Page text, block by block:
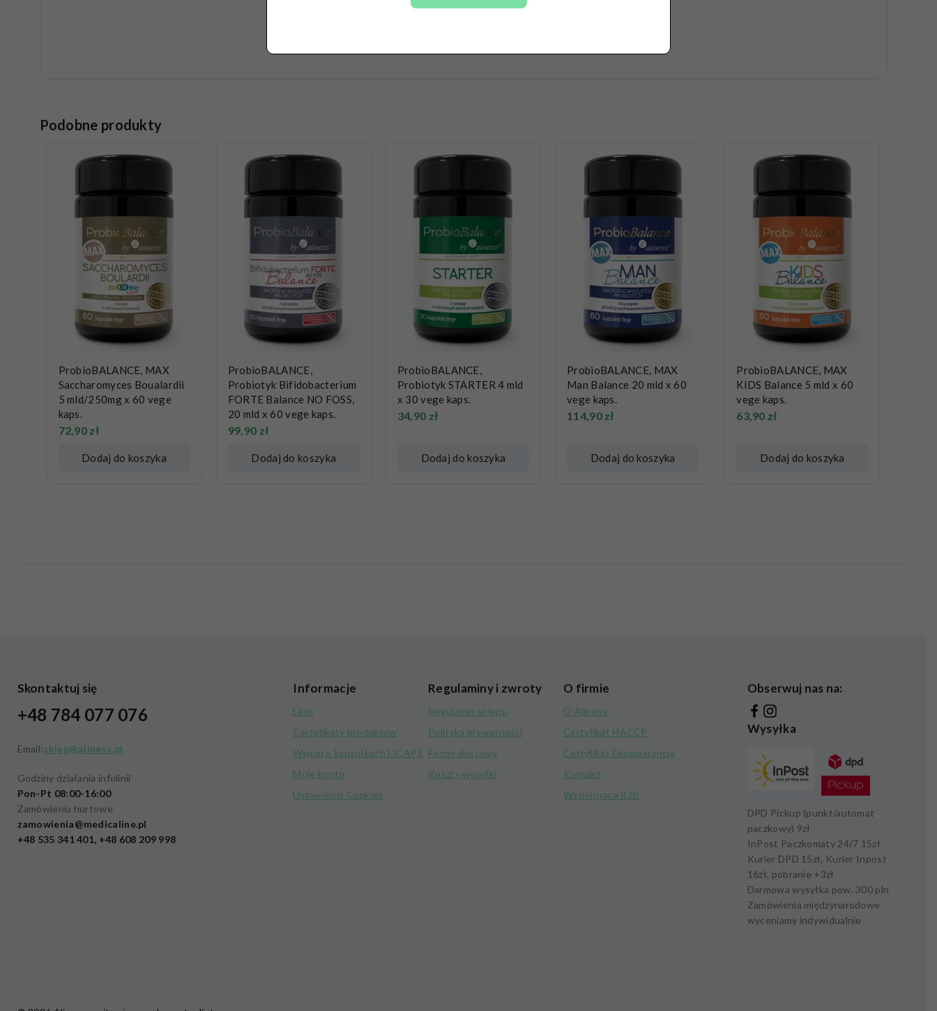
Podobne produkty
ProbioBALANCE, MAX
Saccharomyces Boualardii
5 mld/250mg x 60 vege
kaps.
72,90 zł
Dodaj do koszyka
ProbioBALANCE,
Probiotyk Bifidobacterium
FORTE Balance NO FOSS,
20 mld x 60 vege kaps.
99,90 zł
Dodaj do koszyka
ProbioBALANCE,
Probiotyk STARTER 4 mld
x 30 vege kaps.
34,90 zł
Dodaj do koszyka
ProbioBALANCE, MAX
Man Balance 20 mld x 60
vege kaps.
114,90 zł
Dodaj do koszyka
ProbioBALANCE, MAX
KIDS Balance 5 mld x 60
vege kaps.
63,90 zł
Dodaj do koszyka
Skontaktuj się
+48 784 077 076
Email:sklep@aliness.pl
Godziny działania infolinii
Pon-Pt 08:00-16:00
Zamówienia hurtowe
zamowienia@medicaline.pl
+48 535 341 401, +48 608 209 998
Informacje
Linki
Certyfikaty produktów
Więcej o kapsułkach LICAPS
Moje konto
Ustawienia Cookies
Regulaminy i zwroty
Regulamin sklepu
Polityka prywatności
Formy dostawy
Koszty wysyłki
O firmie
O Aliness
Certyfikat HACCP
Certyfikat Ekogwarancja
Kontakt
Współpraca B2B
Obserwuj nas na:
Wysyłka
DPD Pickup (punkt/automat
paczkowy) 9zł
InPost Paczkomaty 24/7 15zł
Kurier DPD 15zł, Kurier Inpost
16zł, pobranie +3zł
Darmowa wysyłka pow.300 pln
Zamówienia międzynarodowe
wyceniamy indywidualnie